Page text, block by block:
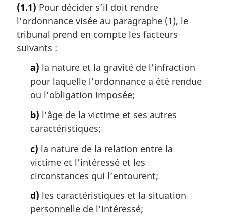
t
e
m
a
(1.1) Pour décider s’il doit rendre
l’ordonnance visée au paragraphe (1), le
tribunal prend en compte les facteurs
suivants :
a) la nature et la gravité de l’infraction
pour laquelle l’ordonnance a été rendue
ou l’obligation imposée;
b) l’âge de la victime et ses autres
caractéristiques;
c) la nature de la relation entre la
victime et l’intéressé et les
circonstances qui l’entourent;
d) les caractéristiques et la situation
personnelle de l’intéressé;